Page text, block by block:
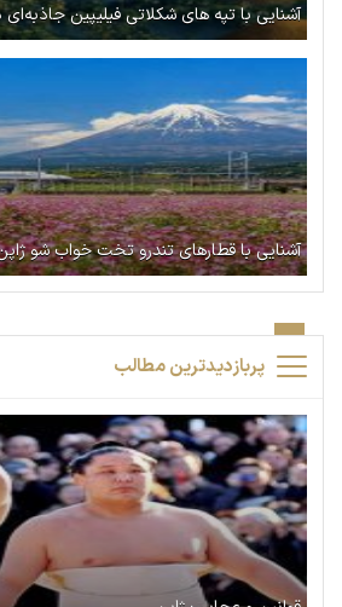
آشنایی با قطارهای تندرو تخت خواب شو
پربازدیدترین مطالب